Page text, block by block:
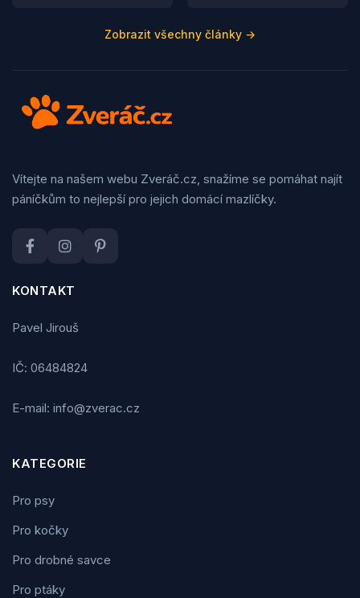
Zobrazit všechny články →
Vítejte na našem webu Zveráč.cz, snažíme se pomáhat najít
páníčkům to nejlepší pro jejich domácí mazlíčky.
KONTAKT
Pavel Jirouš
IČ: 06484824
E-mail: info@zverac.cz
KATEGORIE
Pro psy
Pro kočky
Pro drobné savce
Pro ptáky